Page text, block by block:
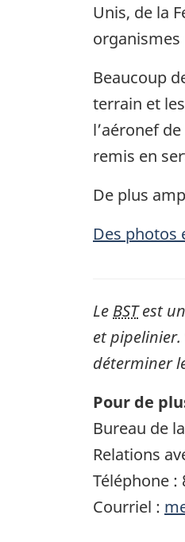
Unis, de la
organismes
Beaucoup
terrain et
l’aéronef
remis en
De plus
Des photos
Le BSTest
et
déterminer
Pour de
Bureau de
Relations
Téléphone :
Courriel :